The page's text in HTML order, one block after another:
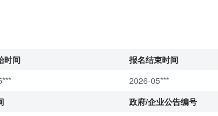
时间
报名结束时间
2026-05***
政府/企业公告编号